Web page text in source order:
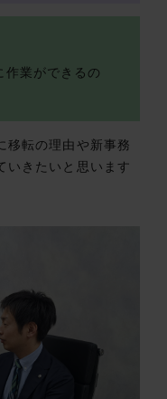
業ができるの
移転の理由や新事務
いきたいと思います